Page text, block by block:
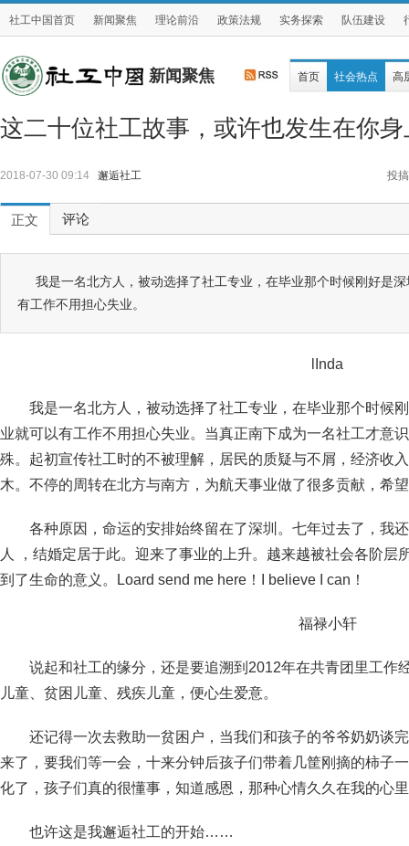
社工中国首页 新闻聚焦 理论前沿 政策法规 实务探索 队伍建设
新闻聚焦 首页 社会热点 高
这二十位社工故事，或许也发生在你身
2018-07-30 09:14 邂逅社工 投搞
正文 评论
我是一名北方人，被动选择了社工专业，在毕业那个时候刚好是
有工作不用担心失业。
lInda
我是一名北方人，被动选择了社工专业，在毕业那个时候
业就可以有工作不用担心失业。当真正南下成为一名社工才意
殊。起初宣传社工时的不被理解，居民的质疑与不屑，经济收
木。不停的周转在北方与南方，为航天事业做了很多贡献，希
各种原因，命运的安排始终留在了深圳。七年过去了，我
人 ，结婚定居于此。迎来了事业的上升。越来越被社会各阶层
到了生命的意义。Loard send me here！I believe I can！
福禄小轩
说起和社工的缘分，还是要追溯到2012年在共青团里工作
儿童、贫困儿童、残疾儿童，便心生爱意。
还记得一次去救助一贫困户，当我们和孩子的爷爷奶奶谈
来了，要我们等一会，十来分钟后孩子们带着几筐刚摘的柿子
化了，孩子们真的很懂事，知道感恩，那种心情久久在我的心
也许这是我邂逅社工的开始……